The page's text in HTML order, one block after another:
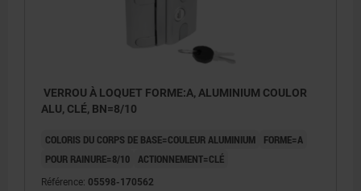
VERROU À LOQUET FORME:A, ALUMINIUM COULOR
ALU, CLÉ, BN=8/10
COLORIS DU CORPS DE BASE=COULEUR ALUMINIUM
FORME=A
POUR RAINURE=8/10 ACTIONNEMENT=CLÉ
Référence: 05598-170562